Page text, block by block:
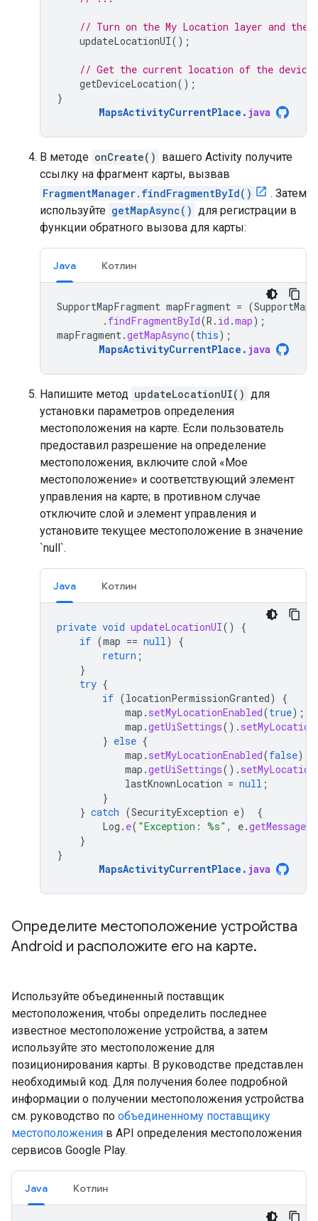
// Turn on the My Location layer and the
updateLocationUI();
// Get the current location of the device
getDeviceLocation();
}
MapsActivityCurrentPlace . java
В методе onCreate() вашего Activity получите
ссылку на фрагмент карты, вызвав
FragmentManager.findFragmentById()
. Затем
используйте getMapAsync() для регистрации в
функции обратного вызова для карты:
Java Котлин
SupportMapFragment mapFragment = (
. findFragmentById(R . id .map);
mapFragment .getMapAsync(this);
MapsActivityCurrentPlace . java
Напишите метод updateLocationUI() для
установки параметров определения
местоположения на карте. Если пользователь
предоставил разрешение на определение
местоположения, включите слой «Мое
местоположение» и соответствующий элемент
управления на карте; в противном случае
отключите слой и элемент управления и
установите текущее местоположение в значение
`null`.
Java Котлин
private void updateLocationUI()
{
if (map == null )
{
return ;
}
try {
if (locationPermissionGranted)
{
map . setMyLocationEnabled(true);
map .getUiSettings().
} else {
map . setMyLocationEnabled(false);
map .getUiSettings().
lastKnownLocation = null ;
}
} catch (SecurityException e)
{
Log . e( "Exception: %s" , e.getMessage
}
}
MapsActivityCurrentPlace . java
Определите местоположение устройства
Android и расположите его на карте.
Используйте объединенный поставщик
местоположения, чтобы определить последнее
известное местоположение устройства, а затем
используйте это местоположение для
позиционирования карты. В руководстве представлен
необходимый код. Для получения более подробной
информации о получении местоположения устройства
см. руководство по объединенному поставщику
местоположения в API определения местоположения
сервисов Google Play.
Java Котлин